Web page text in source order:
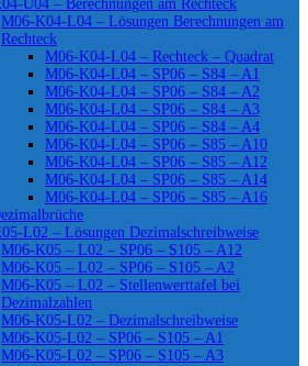
U04 – Berechnungen am Rechteck
M06-K04-L04 – Lösungen Berechnungen am
Rechteck
M06-K04-L04 – Rechteck – Quadrat
M06-K04-L04 – SP06 – S84 – A1
M06-K04-L04 – SP06 – S84 – A2
M06-K04-L04 – SP06 – S84 – A3
M06-K04-L04 – SP06 – S84 – A4
M06-K04-L04 – SP06 – S85 – A10
M06-K04-L04 – SP06 – S85 – A12
M06-K04-L04 – SP06 – S85 – A14
M06-K04-L04 – SP06 – S85 – A16
L02 – Lösungen Dezimalschreibweise
M06-K05 – L02 – SP06 – S105 – A12
M06-K05 – L02 – SP06 – S105 – A2
M06-K05 – L02 – Stellenwerttafel bei
Dezimalzahlen
M06-K05-L02 – Dezimalschreibweise
M06-K05-L02 – SP06 – S105 – A1
M06-K05-L02 – SP06 – S105 – A3